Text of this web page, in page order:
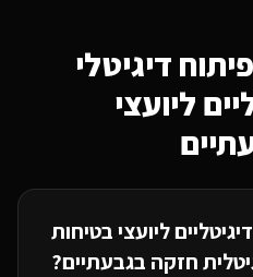
דיגיטלי
ליועצי
ליועצי בטיחות
חזקה בגבעתיים?